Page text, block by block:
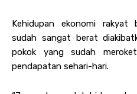
Kehidupan ekonomi rakyat
sudah sangat berat
pokok yang sudah
pendapatan sehari-hari.